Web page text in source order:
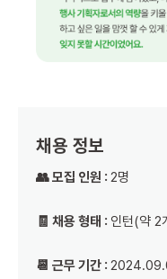
채용 정보
👥 모집 인원 :2명
🧾 채용 형태 : 인턴(약 2
📆 근무 기간 :